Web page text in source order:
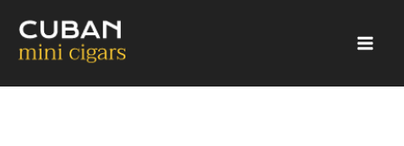
content